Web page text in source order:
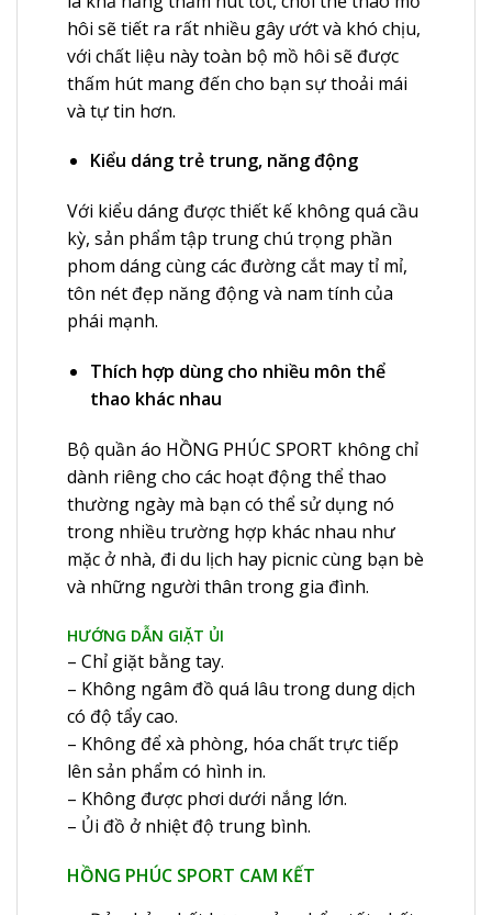
hôi sẽ tiết ra rất nhiều gây ướt và khó chịu,
với chất liệu này toàn bộ mồ hôi sẽ được
thấm hút mang đến cho bạn sự thoải mái
và tự tin hơn.
Kiểu dáng trẻ trung, năng động
Với kiểu dáng được thiết kế không quá cầu
kỳ, sản phẩm tập trung chú trọng phần
phom dáng cùng các đường cắt may tỉ mỉ,
tôn nét đẹp năng động và nam tính của
phái mạnh.
Thích hợp dùng cho nhiều môn thể
thao khác nhau
Bộ quần áo HỒNG PHÚC SPORT không chỉ
dành riêng cho các hoạt động thể thao
thường ngày mà bạn có thể sử dụng nó
trong nhiều trường hợp khác nhau như
mặc ở nhà, đi du lịch hay picnic cùng bạn bè
và những người thân trong gia đình.
HƯỚNG DẪN GIẶT ỦI
– Chỉ giặt bằng tay.
– Không ngâm đồ quá lâu trong dung dịch
có độ tẩy cao.
– Không để xà phòng, hóa chất trực tiếp
lên sản phẩm có hình in.
– Không được phơi dưới nắng lớn.
– Ủi đồ ở nhiệt độ trung bình.
HỒNG PHÚC SPORT CAM KẾT